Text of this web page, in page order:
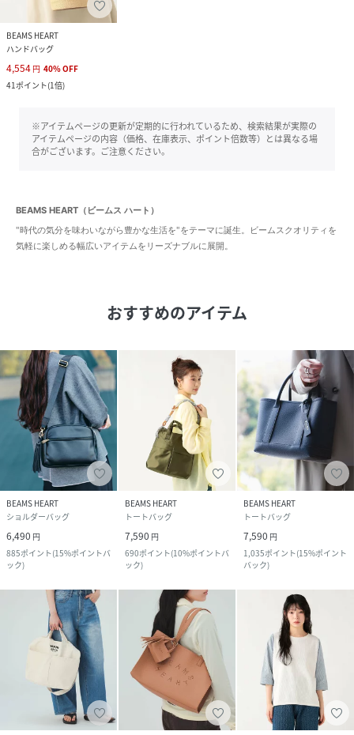
BEAMS HEART
ハンドバッグ
4,554 円 40%OFF
41ポイント(1倍)
※アイテムページの更新が定期的に行われているため、検索結果が実際の
アイテムページの内容（価格、在庫表示、ポイント倍数等）とは異なる場
合がございます。ご注意ください。
BEAMS HEART（ビームス ハート）
"時代の気分を味わいながら豊かな生活を"をテーマに誕生。ビームスクオリティを
気軽に楽しめる幅広いアイテムをリーズナブルに展開。
おすすめのアイテム
BEAMS HEART
ショルダーバッグ
6,490 円
885ポイント(15%ポイントバ
ック)
BEAMS HEART
トートバッグ
7,590 円
690ポイント(10%ポイントバ
ック)
BEAMS HEART
トートバッグ
7,590 円
1,035ポイント(15%ポイント
バック)